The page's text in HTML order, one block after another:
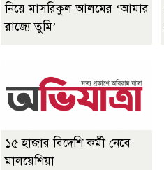
নিয়ে মাসরিকুল আলমের ‘আমার
রাজ্যে তুমি’
১৫ হাজার বিদেশি কর্মী নেবে
মালয়েশিয়া